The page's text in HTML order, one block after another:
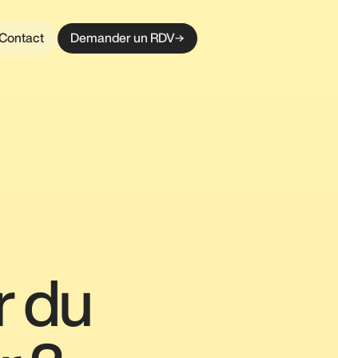
Demander un RDV
du